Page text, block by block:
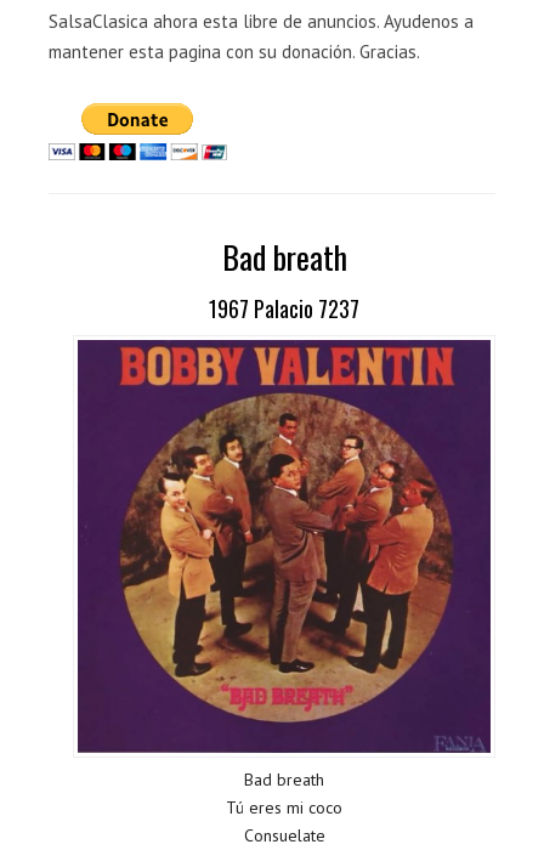
SalsaClasica ahora esta libre de anuncios. Ayudenos a
mantener esta pagina con su donación. Gracias.
Bad breath
1967 Palacio 7237
Bad breath
Tú eres mi coco
Consuelate